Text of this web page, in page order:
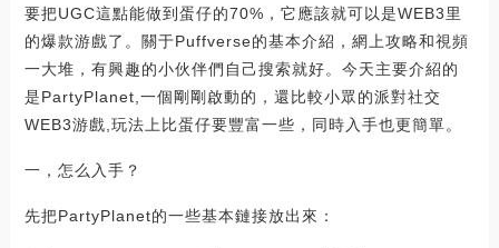
要把UGC這點能做到蛋仔的70%，它應該就可以是WEB3里
的爆款游戲了。關于Puffverse的基本介紹，網上攻略和視頻
一大堆，有興趣的小伙伴們自己搜索就好。今天主要介紹的
是PartyPlanet,一個剛剛啟動的，還比較小眾的派對社交
WEB3游戲,玩法上比蛋仔要豐富一些，同時入手也更簡單。
一，怎么入手？
先把PartyPlanet的一些基本鏈接放出來：